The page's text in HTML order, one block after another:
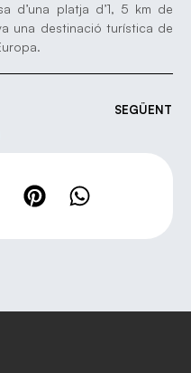
d’una platja d’1, 5 km de
una destinació turística de
SEGÜENT